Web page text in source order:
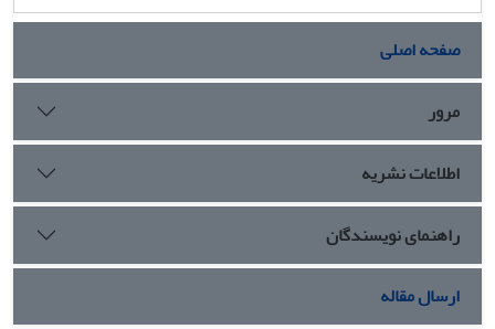
صفحه اصلی
مرور
اطلاعات نشریه
راهنمای نویسندگان
ارسال مقاله